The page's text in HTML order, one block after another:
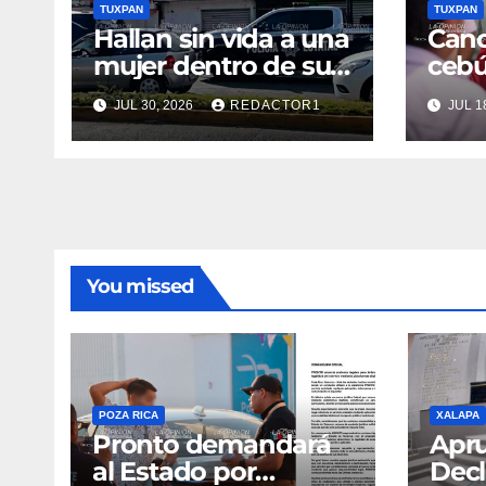
TUXPAN
Hallan sin vida a una
mujer dentro de su
vivienda
JUL 30, 2026 REDACTOR1
TUXPAN
JUL
You missed
POZA RICA
Pronto demandará
al Estado por
XALAPA